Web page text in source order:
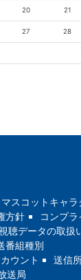
20 21
27 28
マスコットキャラ
方針
コンプ
聴データの取扱
番組種別
ウント
送信
送局